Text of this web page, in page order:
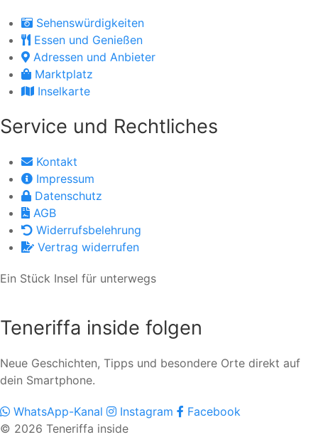
Sehenswürdigkeiten
Essen und Genießen
Adressen und Anbieter
Marktplatz
Inselkarte
Service und Rechtliches
Kontakt
Impressum
Datenschutz
AGB
Widerrufsbelehrung
Vertrag widerrufen
Ein Stück Insel für unterwegs
Teneriffa inside folgen
Neue Geschichten, Tipps und besondere Orte direkt auf
dein Smartphone.
WhatsApp-Kanal Instagram
Facebook
© 2026 Teneriffa inside